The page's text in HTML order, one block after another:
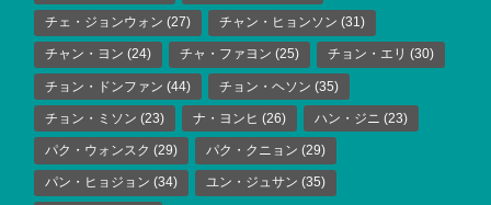
チェ・ジョンウォン (27) チャン・ヒョンソン (31)
チャン・ヨン (24) チャ・ファヨン (25) チョン・エリ (30)
チョン・ドンファン (44) チョン・ヘソン (35)
チョン・ミソン (23) ナ・ヨンヒ (26) ハン・ジニ (23)
パク・ウォンスク (29) パク・クニョン (29)
パン・ヒョジョン (34) ユン・ジュサン (35)